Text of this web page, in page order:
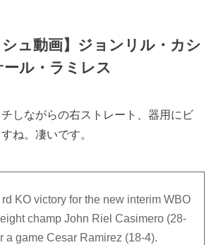
シュ動画】ジョンリル・カシ
ル・ラミレス
しながらの右ストレート、器用にビ
ね。凄いです。
KO victory for the new interim WBO
champ John Riel Casimero (28-
a game Cesar Ramirez (18-4).